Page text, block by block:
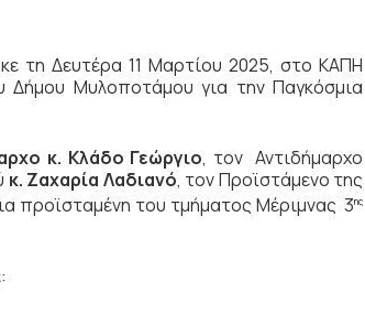
τη Δευτέρα 11 Μαρτίου 2025, στο ΚΑΠΗ
Μυλοποτάμου για την Παγκόσμια
κ. Κλάδο Γεώργιο, τον Αντιδήμαρχο
κ. Ζαχαρία Λαδιανό, τονΠροϊστάμενο της
προϊσταμένη του τμήματος Μέριμνας 3ης